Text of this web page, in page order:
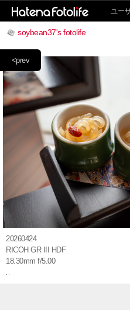
ユー
soybean37's fotolife
<prev
20260424
RICOH GR III HDF
18.30mm f/5.00